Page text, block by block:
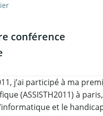
conférence
j’ai participé à ma
(ASSISTH2011) à
et le handicap.